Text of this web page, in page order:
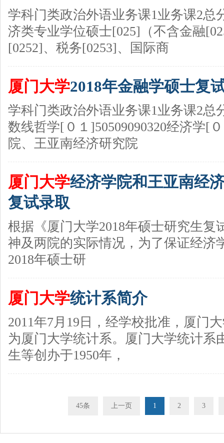
学科门类政治外语业务课1业务课2总
济类专业学位硕士[025]（不含金融
[0252]、税务[0253]、国际商
厦门大学2018年金融学硕士复
学科门类政治外语业务课1业务课2总
数线哲学[０１]50509090320经济学[
院、王亚南经济研究院
厦门大学经济学院和王亚南经
复试录取
根据《厦门大学2018年硕士研究生复
神及两院的实际情况，为了保证经济
2018年硕士研
厦门大学统计系简介
2011年7月19日，经学校批准， 厦门
为厦门大学统计系。
厦门大学统计系
生等创办于1950年，
45条 上一页 1 2 3